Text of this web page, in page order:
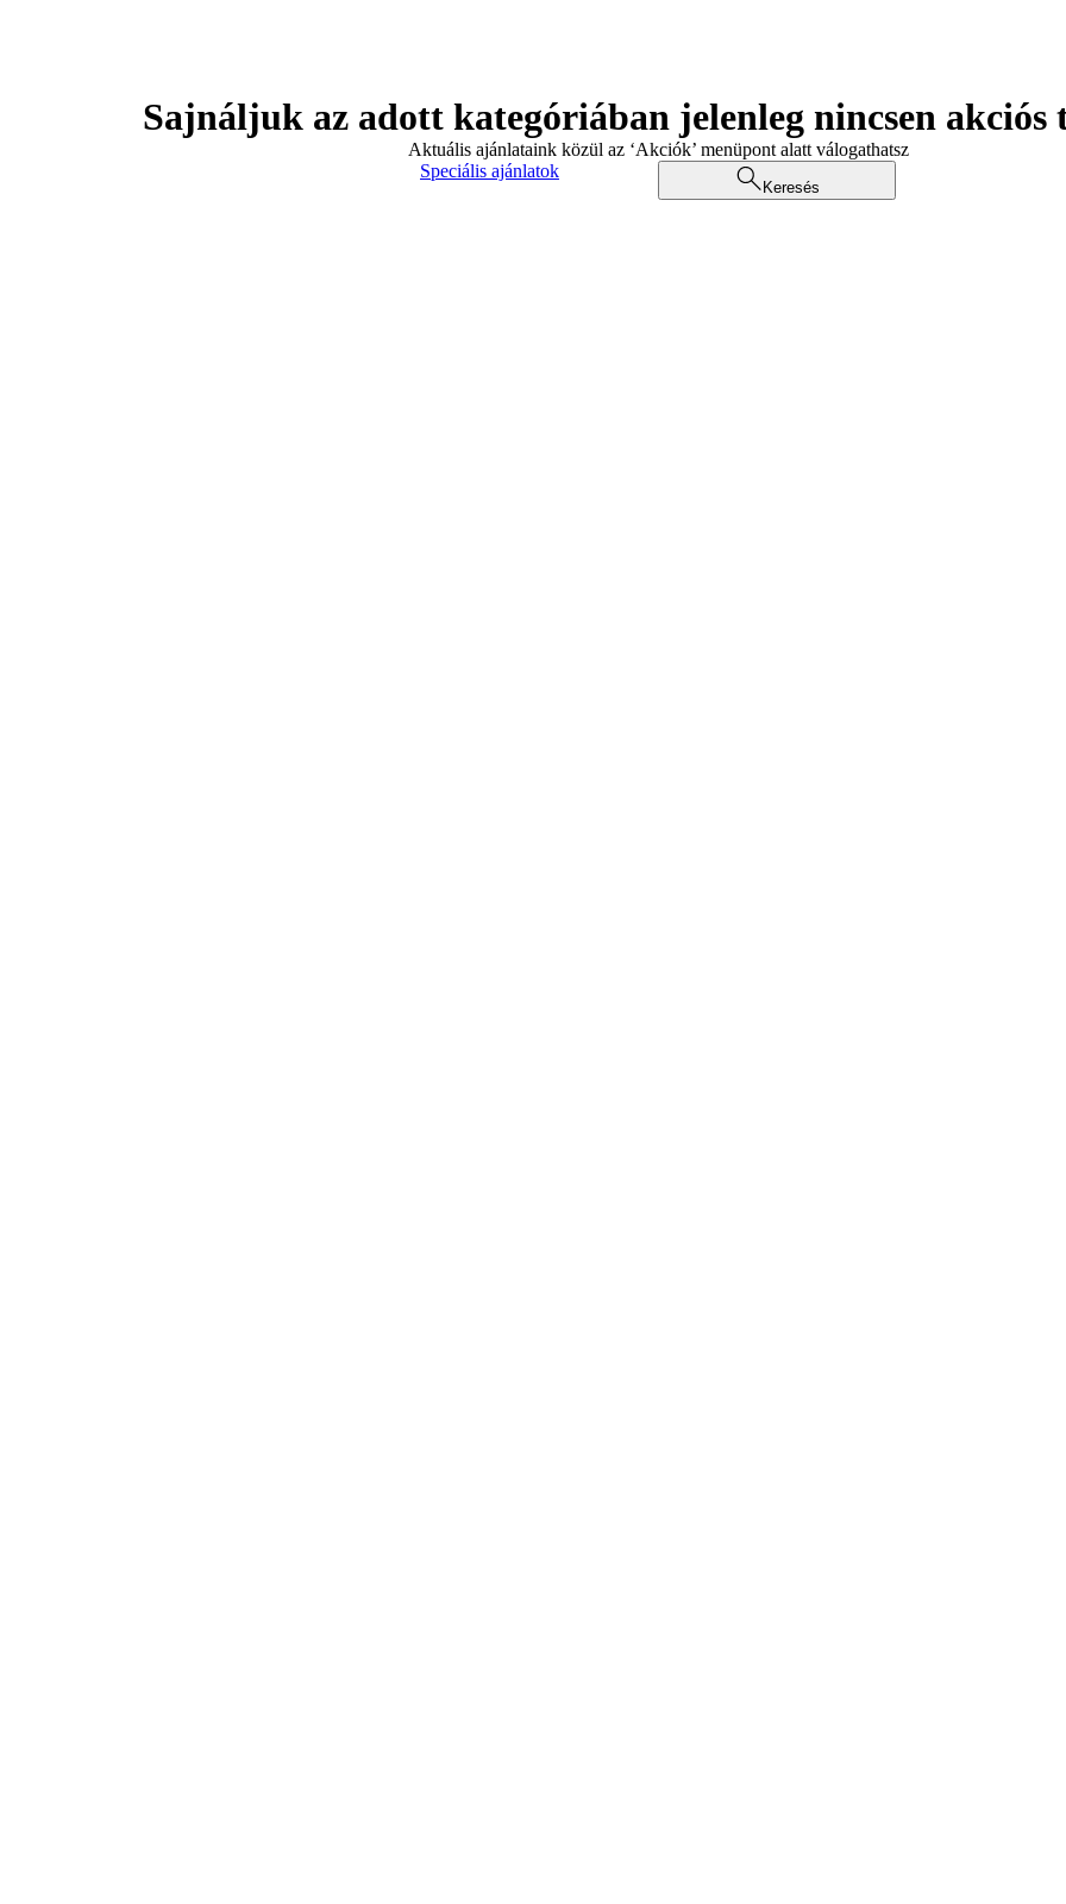
Sajnáljuk az adott kategóriában jelenleg nincsen akciós
Aktuális ajánlataink közül az ‘Akciók’ menüpont alatt válogathatsz
Speciális ajánlatok
Keresés